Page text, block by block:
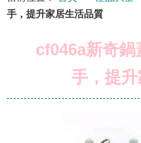
手，提升家居生活品質
cf046a新奇鍋
手，提